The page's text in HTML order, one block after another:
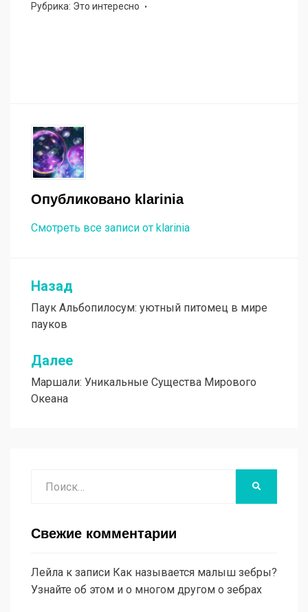
Рубрика: Это интересно
Опубликовано klarinia
Смотреть все записи от klarinia
Навигация
по
записям
Назад
Паук Альбопилосум: уютный питомец в мире
пауков
Далее
Маршали: Уникальные Существа Мирового
Океана
Свежие комментарии
Лейла к записи Как называется малыш зебры?
Узнайте об этом и о многом другом о зебрах